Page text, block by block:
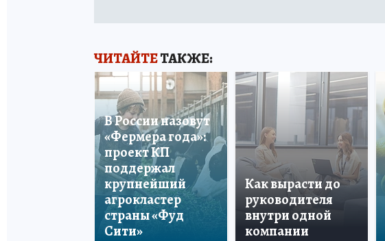
ЧИТАЙТЕТАКЖЕ:
В России назовут
«Фермера года»:
проект КП
поддержал
крупнейший
агрокластер
страны «Фуд
Сити»
Как вырасти до
руководителя
внутри одной
компании